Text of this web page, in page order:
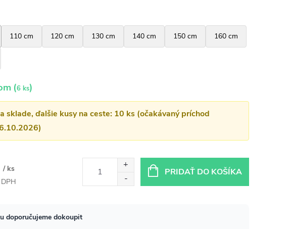
(6 ks)
sklade, ďalšie kusy na ceste: 10 ks (očakávaný príchod
/ ks
PRIDAŤ DO KOŠÍKA